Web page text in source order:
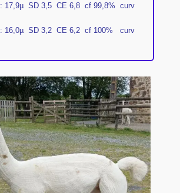
: 17,9µ SD 3,5 CE 6,8 cf 99,8% curv
: 16,0µ SD 3,2 CE 6,2 cf 100% curv